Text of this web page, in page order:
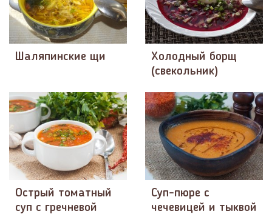
Шаляпинские щи
Холодный борщ
(свекольник)
Острый томатный
суп с гречневой
Суп-пюре с
чечевицей и тыквой